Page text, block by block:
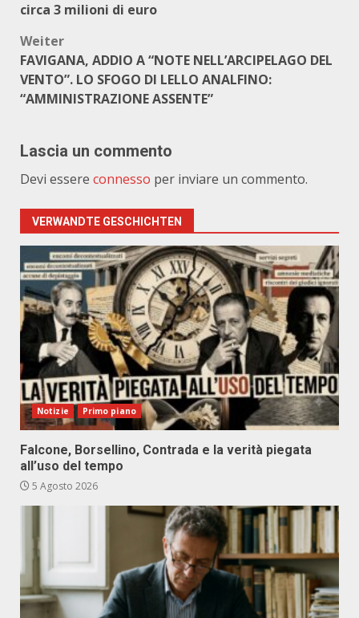
circa 3 milioni di euro
Weiter
FAVIGANA, ADDIO A “NOTE NELL’ARCIPELAGO DEL
VENTO”. LO SFOGO DI LELLO ANALFINO:
“AMMINISTRAZIONE ASSENTE”
Lascia un commento
Devi essere connesso per inviare un commento.
VERWANDTE GESCHICHTEN
Notizie Primo piano
Falcone, Borsellino, Contrada e la verità piegata
all’uso del tempo
5 Agosto 2026